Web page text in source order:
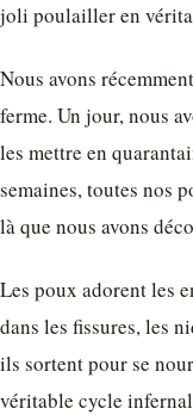
joli poulailler en
Nous avons
ferme. Un jour, nous
les mettre en
semaines, toutes nos
là que nous avons
Les poux adorent les
dans les fissures, les
ils sortent pour se
véritable cycle